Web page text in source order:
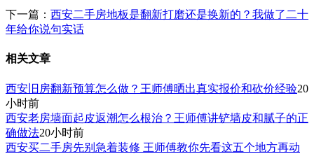
下一篇： 西安二手房地板是翻新打磨还是换新的？我做了二十
年给你说句实话
相关文章
西安旧房翻新预算怎么做？王师傅晒出真实报价和砍价经验20
小时前
西安老房墙面起皮返潮怎么根治？王师傅讲铲墙皮和腻子的正
确做法20小时前
西安买二手房先别急着装修 王师傅教你先看这五个地方再动